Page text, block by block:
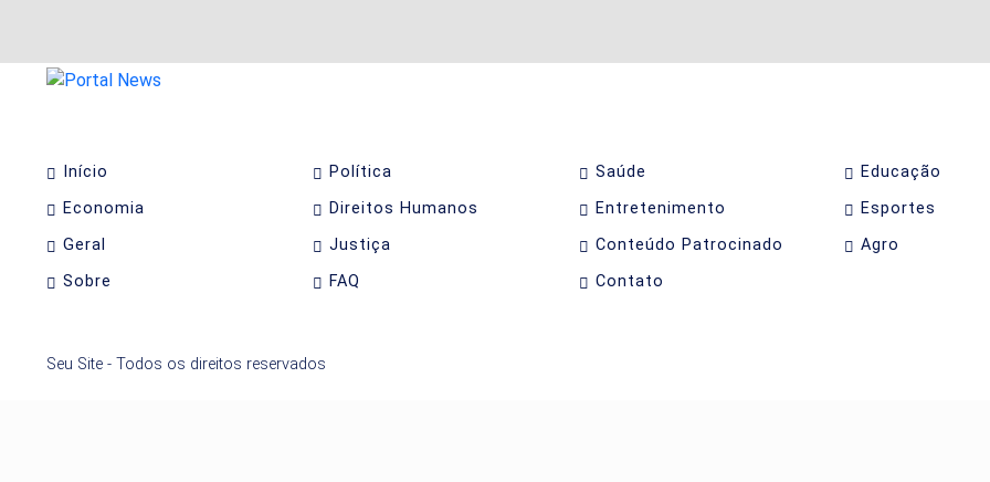
Início Política Saúde
Educação
Economia
Direitos Humanos Entretenimento
Esportes
Geral
Justiça Conteúdo Patrocinado
Agro
Sobre
FAQ Contato
Seu Site - Todos os direitos reservados